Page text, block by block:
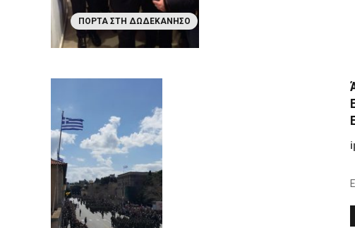
ΠΌΡΤΑ ΣΤΗ ΔΩΔΕΚΆΝΗΣΟ